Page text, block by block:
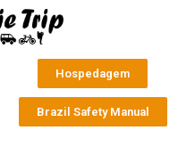
Hospedagem
Brazil Safety Manual